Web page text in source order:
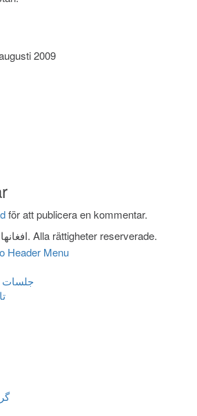
2009
för att publicera en kommentar.
Copyright © افغانها در سویدن. Alla rättigheter reserverade.
جلسات